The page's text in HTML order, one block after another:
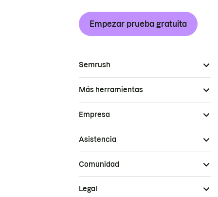
Empezar prueba gratuita
Semrush
Más herramientas
Empresa
Asistencia
Comunidad
Legal